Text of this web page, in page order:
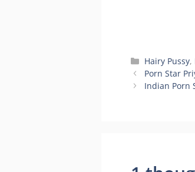
Categories
Hairy Pussy,
Porn Star
Indian Porn